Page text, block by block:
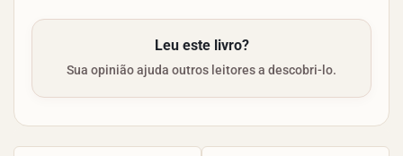
Leu este livro?
Sua opinião ajuda outros leitores a descobri-lo.